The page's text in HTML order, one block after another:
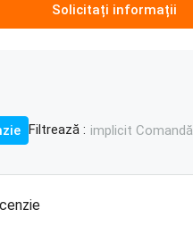
Solicitați informații
Filtrează : implicit Comandă